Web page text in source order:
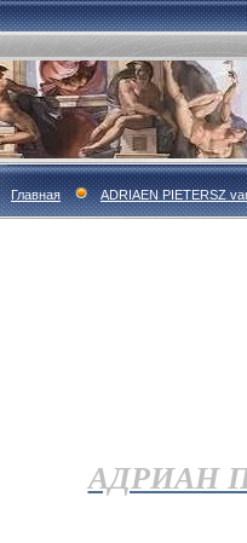
Главная ADRIAEN PIETERSZ
АДРИАН